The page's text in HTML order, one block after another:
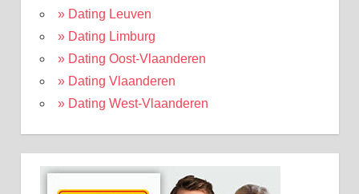
» Dating Leuven
» Dating Limburg
» Dating Oost-Vlaanderen
» Dating Vlaanderen
» Dating West-Vlaanderen